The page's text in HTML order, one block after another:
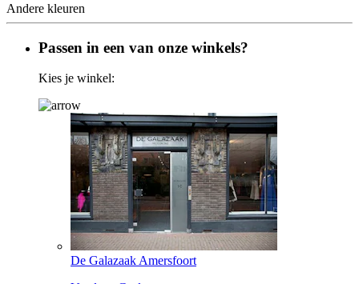
Andere kleuren
Passen in een van onze winkels?
Kies je winkel:
De Galazaak Amersfoort